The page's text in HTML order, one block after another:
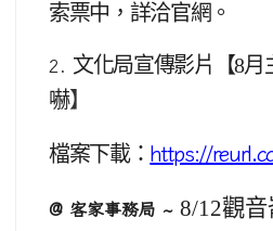
索票中，詳洽官網。
2. 文化局宣傳影片【8月
嚇】
檔案下載： https://
@ 客家事務局 ~ 8/12觀音